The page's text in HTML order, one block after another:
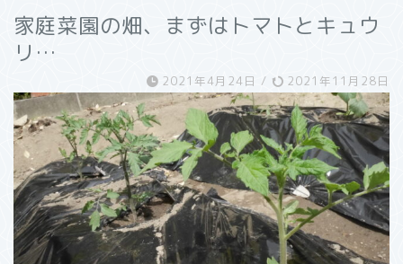
家庭菜園の畑、まずはトマトとキュウ
リ…
2021年4月24日 / 2021年11月28日